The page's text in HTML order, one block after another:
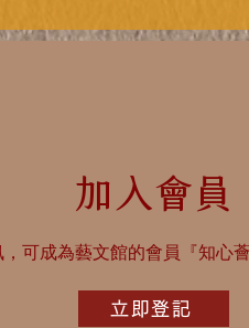
​加入會員​
可成為藝文館的會員『知心
立即登記